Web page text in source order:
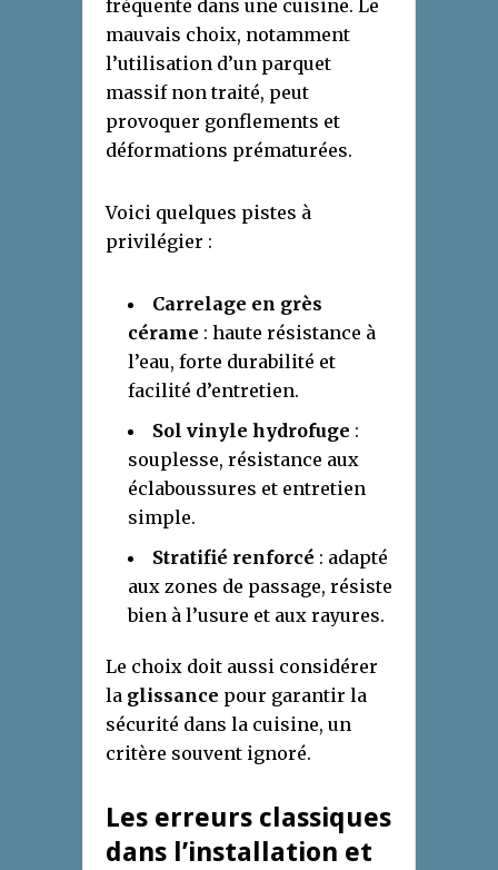
fréquente dans une cuisine. Le
mauvais choix, notamment
l’utilisation d’un parquet
massif non traité, peut
provoquer gonflements et
déformations prématurées.
Voici quelques pistes à
privilégier :
Carrelage en grès
cérame : haute résistance à
l’eau, forte durabilité et
facilité d’entretien.
Sol vinyle hydrofuge :
souplesse, résistance aux
éclaboussures et entretien
simple.
Stratifié renforcé : adapté
aux zones de passage, résiste
bien à l’usure et aux rayures.
Le choix doit aussi considérer
la glissance pour garantir la
sécurité dans la cuisine, un
critère souvent ignoré.
Les erreurs classiques
dans l’installation et